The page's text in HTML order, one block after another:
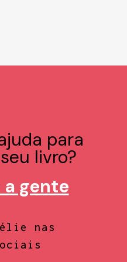
para
livro?
a gente
nas